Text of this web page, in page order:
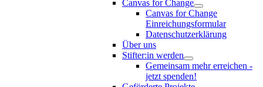
Canvas for Change
Canvas for Change
Einreichungsformular
Datenschutzerklärung
Über uns
Stifter:in werden
Gemeinsam mehr erreichen -
jetzt spenden!